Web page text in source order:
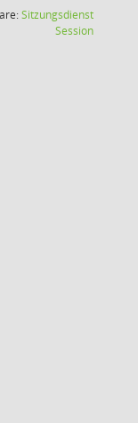
Sitzungsdienst
Session(Wird in